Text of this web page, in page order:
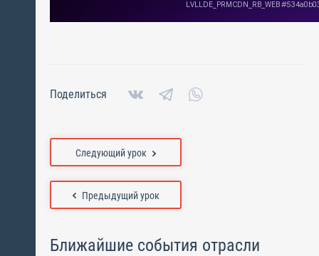
Поделиться
Предыдущий урок
Следующий урок
Ближайшие события отрасли